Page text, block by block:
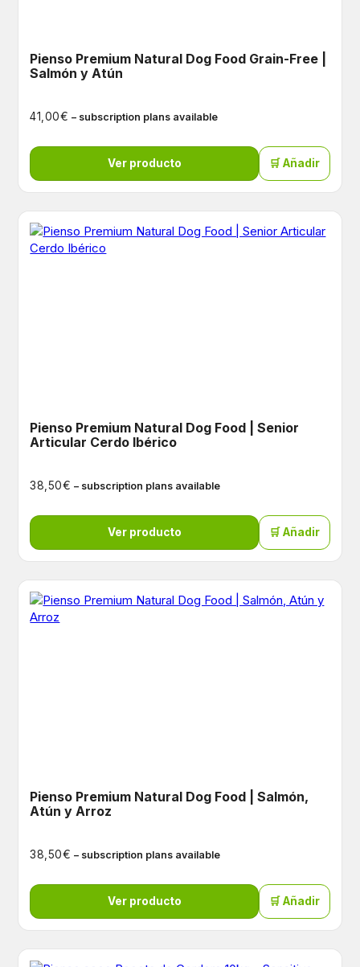
Pienso Premium Natural Dog Food Grain-Free |
Salmón y Atún
41,00€ – subscription plans available
Ver producto 🛒 Añadir
Pienso Premium Natural Dog Food | Senior
Articular Cerdo Ibérico
38,50€ – subscription plans available
Ver producto 🛒 Añadir
Pienso Premium Natural Dog Food | Salmón,
Atún y Arroz
38,50€ – subscription plans available
Ver producto 🛒 Añadir